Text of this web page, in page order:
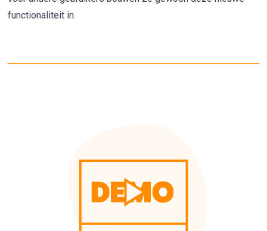
functionaliteit in.